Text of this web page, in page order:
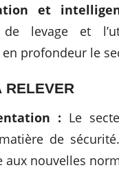
et
de levage et
profondeur le
RELEVER
: Le
de
aux nouvelles